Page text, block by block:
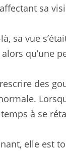
sa
sa vue
alors qu’une
des
à se
elle est